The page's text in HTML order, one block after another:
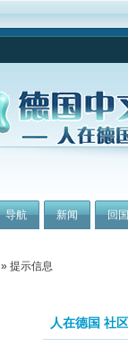
导航 新闻 回
» 提示信息
人在德国 社